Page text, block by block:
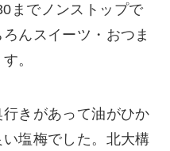
までノンストップで
んスイーツ・おつま
。
きがあって油がひか
塩梅でした。北大構